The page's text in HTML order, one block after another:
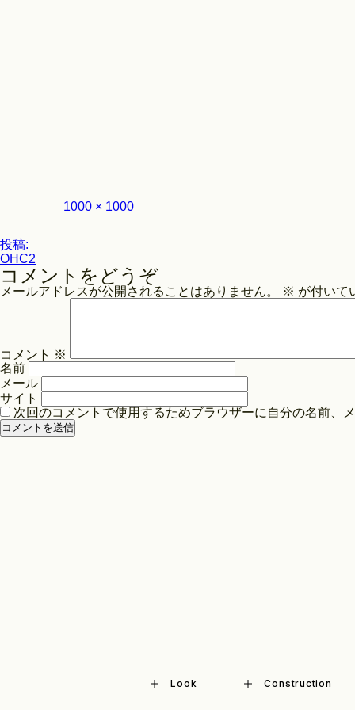
フ
1000 × 1000
投
稿
ナ
ビ
シ
ョ
ン
投稿:
OHC2
コメントをどうぞ
メールアドレスが公開されることはありません。 ※ が付いて
コメント ※
名前
メール
サイト
次回のコメントで使用するためブラウザーに自分の名前、
Look Construction